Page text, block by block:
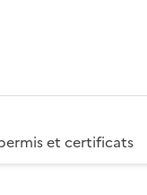
et certificats